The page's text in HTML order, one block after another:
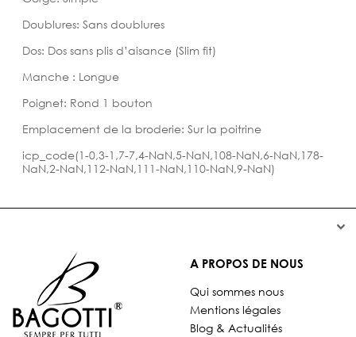
Doublures: Sans doublures
Dos: Dos sans plis d’aisance (Slim fit)
Manche : Longue
Poignet: Rond 1 bouton
Emplacement de la broderie: Sur la poitrine
icp_code(1-0,3-1,7-7,4-NaN,5-NaN,108-NaN,6-NaN,178-
NaN,2-NaN,112-NaN,111-NaN,110-NaN,9-NaN)


A PROPOS DE NOUS
Qui sommes nous
Mentions légales
Blog & Actualités